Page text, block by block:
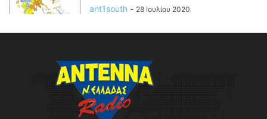
ant1south - 28 Ιουλίου 2020